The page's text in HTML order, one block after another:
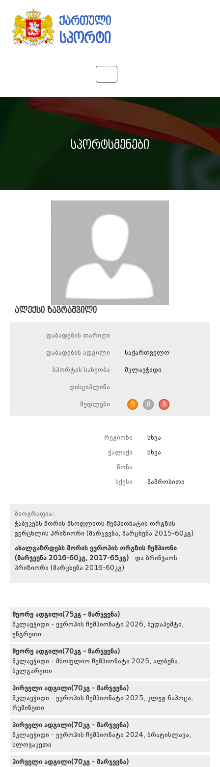
ქართული
სპორტი
navigation
სპორტსმენები
ალექსი ზავრაშვილი
დაბადების თარიღი
დაბადების ადგილი საქართველო
სპორტის სახეობა მკლავჭიდი
დისციპლინა
მედლები 9 6 3
რეგიონი სხვა
ქალაქი სხვა
წონა
სქესი მამრობითი
ბიოგრაფია:
ჭაბუკებს შორის მსოფლიოს ჩემპიონატის ორგზის
ვერცხლის პრიზიორი (მარჯვენა, მარცხენა 2015-60კგ)
ახალგაზრდებს შორის ევროპის ორგზის ჩემპიონი
(მარჯვენა 2016-60კგ, 2017-65კგ) და ბრინჯაოს
პრიზიორი (მარცხენა 2016-60კგ)
მეორე ადგილი(75კგ - მარჯვენა)
მკლავჭიდი - ევროპის ჩემპიონატი 2026, ბუდაპეშტი,
უნგრეთი
მეორე ადგილი(70კგ - მარჯვენა)
მკლავჭიდი - მსოფლიო ჩემპიონატი 2025, ალბენა,
ბულგარეთი
პირველი ადგილი(70კგ - მარჯვენა)
მკლავჭიდი - ევროპის ჩემპიონატი 2025, კლუჟ-ნაპოცა,
რუმინეთი
პირველი ადგილი(70კგ - მარჯვენა)
მკლავჭიდი - ევროპის ჩემპიონატი 2024, ბრატისლავა,
სლოვაკეთი
პირველი ადგილი(70კგ - მარჯვენა)